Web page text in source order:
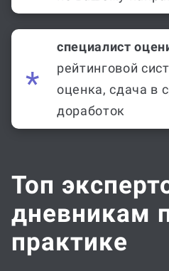
специалист
рейтинговой
оценка, сдача в
доработок
Топ
дневникам
практике